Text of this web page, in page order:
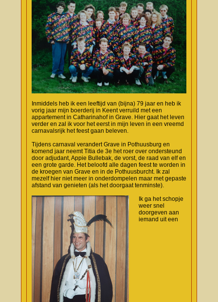
Inmiddels heb ik een leeftijd van (bijna) 79 jaar en heb ik
vorig jaar mijn boerderij in Keent verruild met een
appartement in Catharinahof in Grave. Hier gaat het leven
verder en zal ik voor het eerst in mijn leven in een vreemd
carnavalsrijk het feest gaan beleven.
Tijdens carnaval verandert Grave in Pothuusburg en
komend jaar neemt Titia de 3e het roer over ondersteund
door adjudant, Appie Bullebak, de vorst, de raad van elf en
een grote garde. Het beloofd alle dagen feest te worden in
de kroegen van Grave en in de Pothuusburcht. Ik zal
mezelf hier niet meer in onderdompelen maar met gepaste
afstand van genieten (als het doorgaat tenminste).
Ik ga het schopje
weer snel
doorgeven aan
iemand uit een